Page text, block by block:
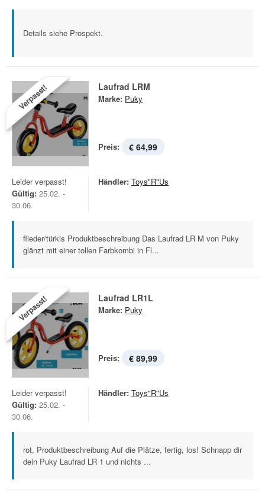
Details siehe Prospekt.
Verpasst! Laufrad LRM
Marke: Puky
Preis: € 64,99
Leider verpasst!
Gültig: 25.02. -
30.06.
Händler: Toys"R"Us
flieder/türkis Produktbeschreibung Das Laufrad LR M von Puky
glänzt mit einer tollen Farbkombi in Fl...
Verpasst! Laufrad LR1L
Marke: Puky
Preis: € 89,99
Leider verpasst!
Gültig: 25.02. -
30.06.
Händler: Toys"R"Us
rot, Produktbeschreibung Auf die Plätze, fertig, los! Schnapp dir
dein Puky Laufrad LR 1 und nichts ...